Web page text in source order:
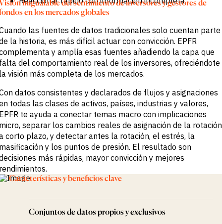
inigualable del sentimiento de inversores y gestores de
en los mercados globales
las fuentes de datos tradicionales solo cuentan parte
la historia, es más difícil actuar con convicción. EPFR
y amplía esas fuentes añadiendo la capa que
del comportamiento real de los inversores, ofreciéndote
visión más completa de los mercados.
datos consistentes y declarados de flujos y asignaciones
todas las clases de activos, países, industrias y valores,
te ayuda a conectar temas macro con implicaciones
separar los cambios reales de asignación de la rotación
corto plazo, y detectar antes la rotación, el estrés, la
y los puntos de presión. El resultado son
más rápidas, mayor convicción y mejores
Características y beneficios clave
Conjuntos de datos propios y exclusivos